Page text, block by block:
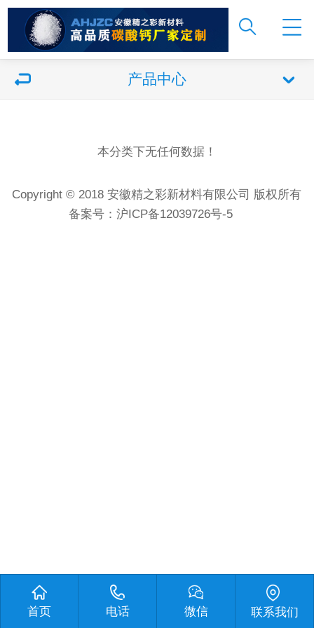
产品中心
本分类下无任何数据！
Copyright © 2018 安徽精之彩新材料有限公司 版权所有
备案号：沪ICP备12039726号-5
首页 电话 微信 联系我们